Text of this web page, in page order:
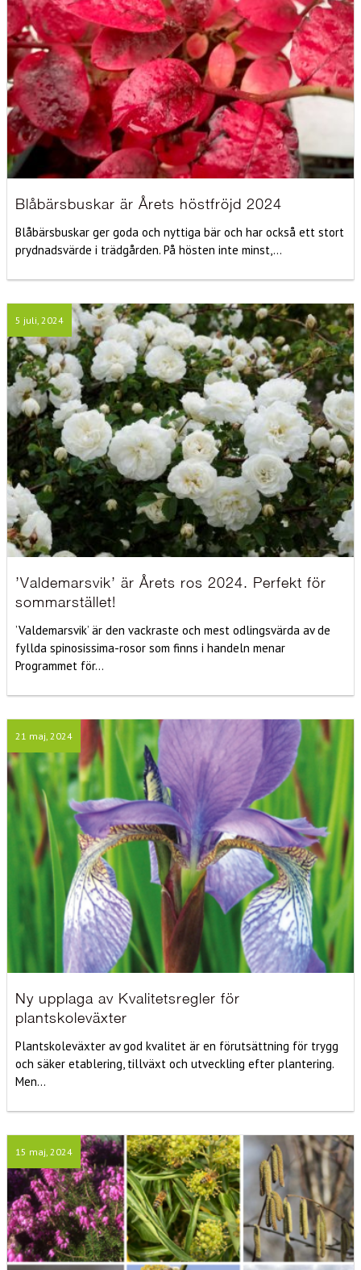
Blåbärsbuskar är Årets höstfröjd 2024
Blåbärsbuskar ger goda och nyttiga bär och har också ett stort
prydnadsvärde i trädgården. På hösten inte minst,...
5 juli, 2024
’Valdemarsvik’ är Årets ros 2024. Perfekt för
sommarstället!
’Valdemarsvik’ är den vackraste och mest odlingsvärda av de
fyllda spinosissima-rosor som finns i handeln menar
Programmet för...
21 maj, 2024
Ny upplaga av Kvalitetsregler för
plantskoleväxter
Plantskoleväxter av god kvalitet är en förutsättning för trygg
och säker etablering, tillväxt och utveckling efter plantering.
Men...
15 maj, 2024